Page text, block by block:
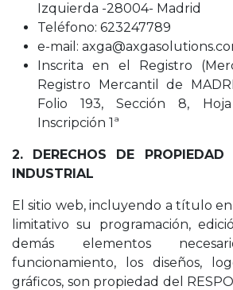
Izquierda -28004- Madrid
Teléfono: 623247789
e-mail:
Inscrita en el Registro
Registro Mercantil de
Folio 193, Sección 8,
Inscripción 1ª
2. DERECHOS DE PROPIEDAD
INDUSTRIAL
El sitio web, incluyendo a título
limitativo su programación,
demás elementos
funcionamiento, los diseños,
gráficos, son propiedad del